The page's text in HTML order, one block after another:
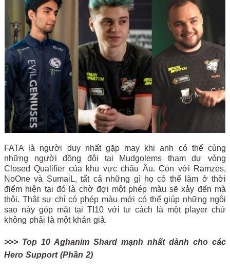
FATA là người duy nhất gặp may khi anh có thể cùng
những người đồng đội tại Mudgolems tham dự vòng
Closed Qualifier của khu vực châu Âu. Còn với Ramzes,
NoOne và SumaiL, tất cả những gì họ có thể làm ở thời
điểm hiện tại đó là chờ đợi một phép màu sẽ xảy đến mà
thôi. Thật sự chỉ có phép màu mới có thể giúp những ngôi
sao này góp mặt tại TI10 với tư cách là một player chứ
không phải là một khán giả.
>>> Top 10 Aghanim Shard mạnh nhất dành cho các
Hero Support (Phần 2)